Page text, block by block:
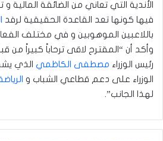
الأندية التي تعاني من الضائقة المالية
فيها كونها تعد القاعدة الحقيقية لرفد
باللاعبين الموهوبين و في مختلف
وأكد أن “المقترح لاقى ترحاباً كبيراً من
رئيس الوزراء مصطفى الكاظمي الذي
الوزراء على دعم قطاعي الشباب و
لهذا الجانب”.